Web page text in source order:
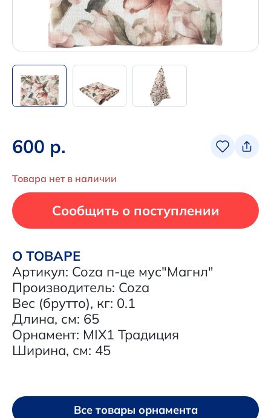
Написать нам в Телеграм
+7 (925) 294-91-85
,
+7 (926) 702-09-76
600 р.
О ТОВАРЕ
Артикул: Coza п-це мус"Магнл"
Производитель: Coza
Вес (брутто), кг: 0.1
Длина, см: 65
Орнамент: MIX1 Традиция
Ширина, см: 45
Товара нет в наличии
Сообщить о поступлении
Все товары орнамента